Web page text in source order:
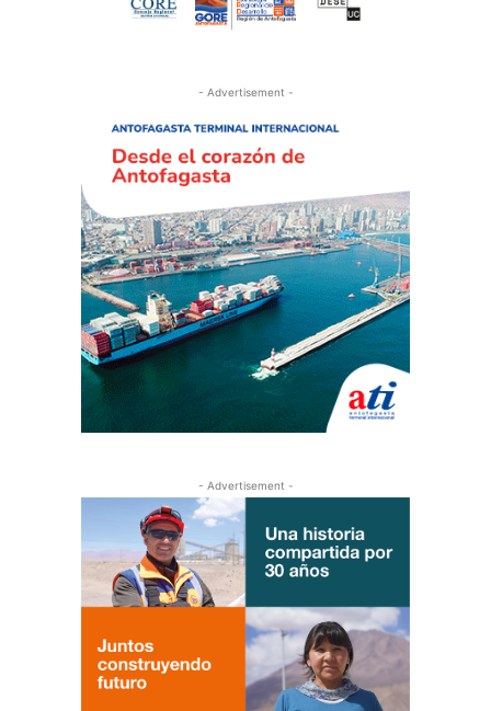
- Advertisement -
- Advertisement -